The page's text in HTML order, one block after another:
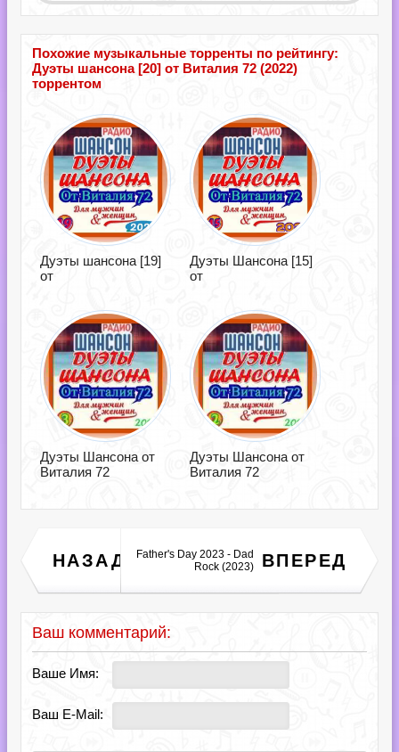
Похожие музыкальные торренты по рейтингу:
Дуэты шансона [20] от Виталия 72 (2022)
торрентом
Дуэты шансона [19]
от
Дуэты Шансона [15]
от
Дуэты Шансона от
Виталия 72
Дуэты Шансона от
Виталия 72
НАЗАД Lounge Rose, Vol. 3 (2023)ВПЕРЕД
Father's Day 2023 - Dad
Rock (2023)
Ваш комментарий:
Ваше Имя:
Ваш E-Mail: